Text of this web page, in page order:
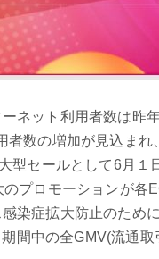
ネット利用者数は昨
者数の増加が見込ま
型セールとして6月
プロモーションが各
染症拡大防止のため
間中の全GMV(流通